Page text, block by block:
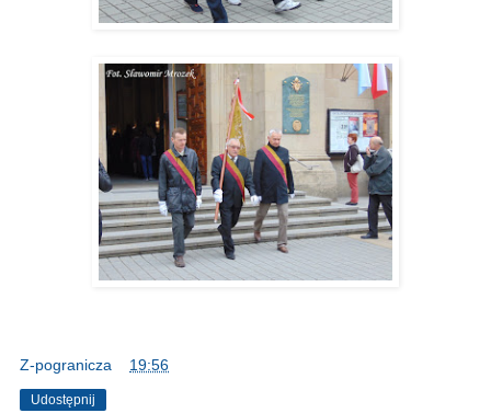
Z-pogranicza 19:56
Udostępnij